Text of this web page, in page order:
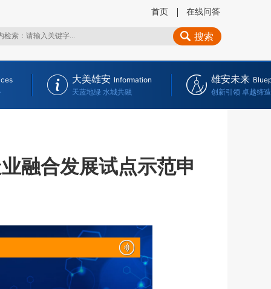
首页 在线问答
搜索
大美雄安 Information
天蓝地绿 水城共融
雄安未来
创新引领 卓越缔造
融合发展试点示范申